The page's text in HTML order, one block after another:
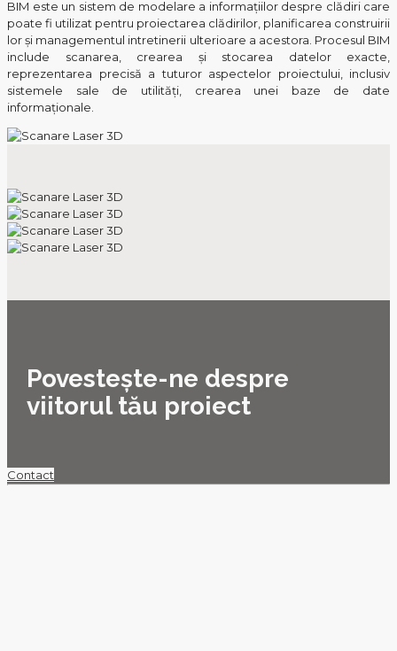
BIM este un sistem de modelare a informațiilor despre clădiri care
poate fi utilizat pentru proiectarea clădirilor, planificarea construirii
lor și managementul intretinerii ulterioare a acestora. Procesul BIM
include scanarea, crearea și stocarea datelor exacte,
reprezentarea precisă a tuturor aspectelor proiectului, inclusiv
sistemele sale de utilități, crearea unei baze de date
informaționale.
Povestește-ne despre
viitorul tău proiect
Contact